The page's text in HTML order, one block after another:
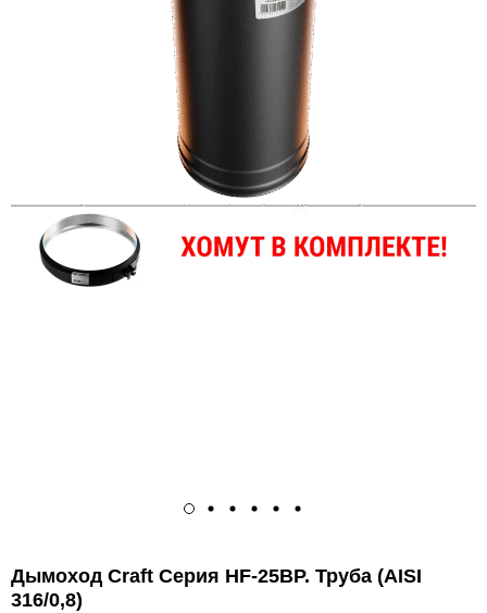
Дымоход Craft Серия HF-25BP. Труба (AISI
316/0,8)